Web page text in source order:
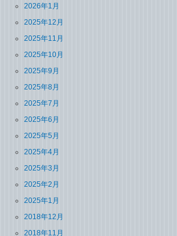
2026年1月
2025年12月
2025年11月
2025年10月
2025年9月
2025年8月
2025年7月
2025年6月
2025年5月
2025年4月
2025年3月
2025年2月
2025年1月
2018年12月
2018年11月